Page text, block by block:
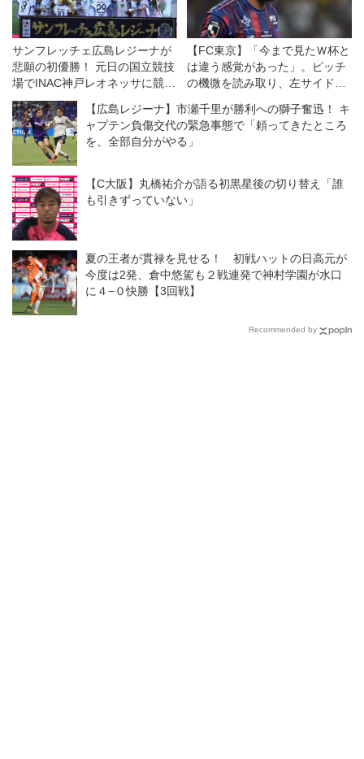
サンフレッチェ広島レジーナが
悲願の初優勝！ 元日の国立競技
場でINAC神戸レオネッサに競り
勝つ◎皇后杯決勝
【FC東京】「今まで見たＷ杯と
は違う感覚があった」。ピッチ
の機微を読み取り、左サイドで
史扶、その復活がチームをさら
に前進させる！
【広島レジーナ】市瀬千里が勝利への獅子奮迅！ キ
ャプテン負傷交代の緊急事態で「頼ってきたところ
を、全部自分がやる」
【C大阪】丸橋祐介が語る初黒星後の切り替え「誰
も引きずっていない」
夏の王者が貫禄を見せる！ 初戦ハットの日高元が
今度は2発、倉中悠駕も２戦連発で神村学園が水口
に４−０快勝【3回戦】
Recommended by